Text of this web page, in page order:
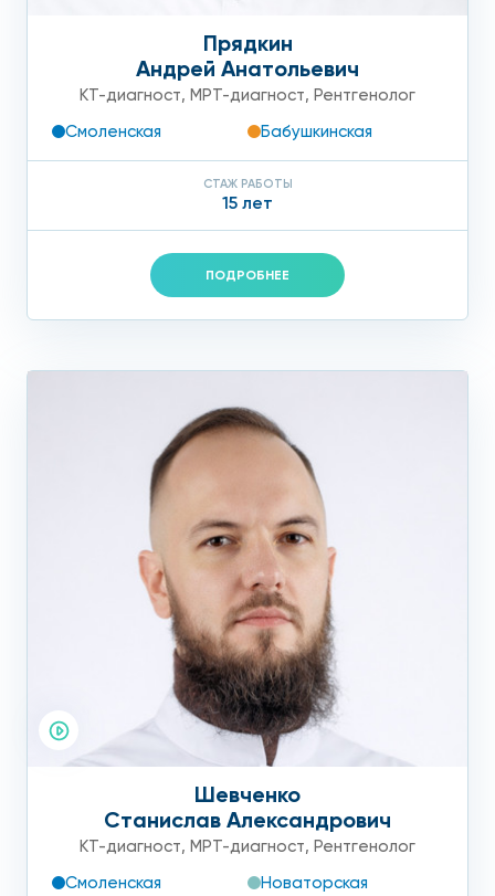
Прядкин
Андрей Анатольевич
КТ-диагност, МРТ-диагност, Рентгенолог
Смоленская
Бабушкинская
СТАЖ РАБОТЫ
15 лет
ПОДРОБНЕЕ
Шевченко
Станислав Александрович
КТ-диагност, МРТ-диагност, Рентгенолог
Смоленская
Новаторская